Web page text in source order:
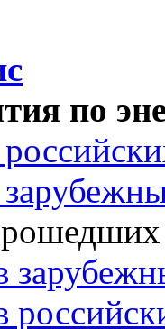
по